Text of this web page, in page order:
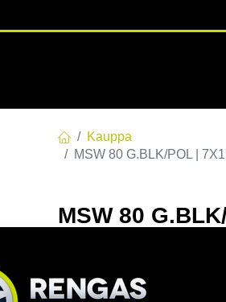
Kauppa
MSW 80 G.BLK/POL |
MSW 80
EAN: 8027529179941